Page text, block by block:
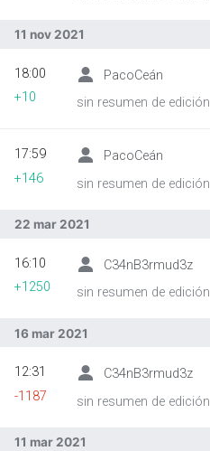
11 nov 2021
PacoCeán
sin resumen de edición
18:00
+10
PacoCeán
sin resumen de edición
17:59
+146
22 mar 2021
C34nB3rmud3z
sin resumen de edición
16:10
+1250
16 mar 2021
C34nB3rmud3z
sin resumen de edición
12:31
-1187
11 mar 2021